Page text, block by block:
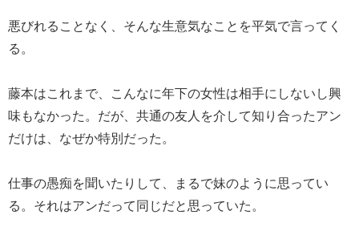
悪びれることなく、そんな生意気なことを平気で言ってく
る。
藤本はこれまで、こんなに年下の女性は相手にしないし興
味もなかった。だが、共通の友人を介して知り合ったアン
だけは、なぜか特別だった。
仕事の愚痴を聞いたりして、まるで妹のように思ってい
る。それはアンだって同じだと思っていた。